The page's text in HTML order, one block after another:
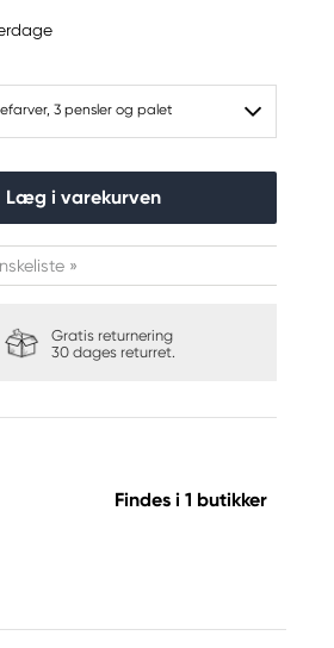
3 pensler og palet
Læg i varekurven
»
Gratis returnering
30 dages returret.
Findes i 1 butikker